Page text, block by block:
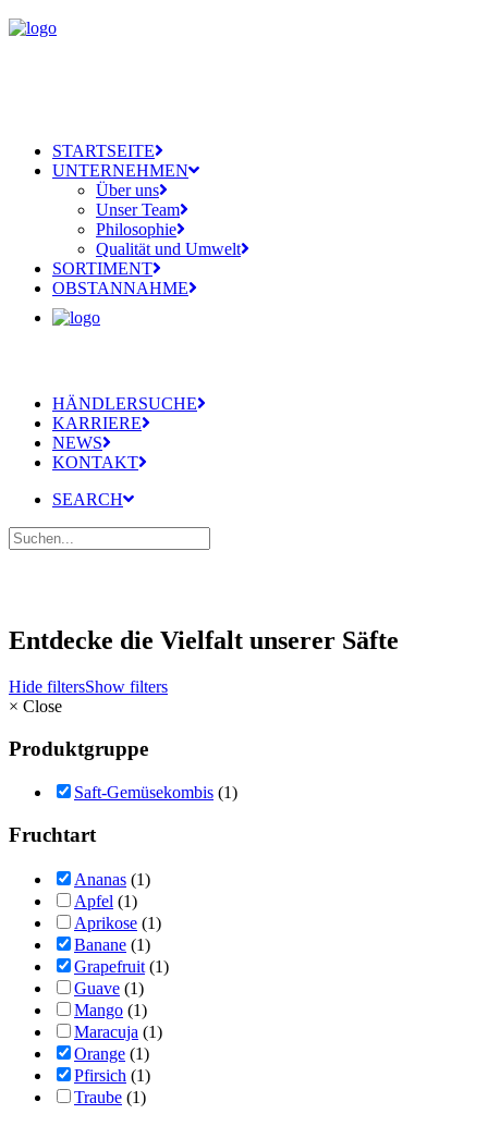
STARTSEITE
UNTERNEHMEN
Über uns
Unser Team
Philosophie
Qualität und Umwelt
SORTIMENT
OBSTANNAHME
HÄNDLERSUCHE
KARRIERE
NEWS
KONTAKT
SEARCH
Entdecke die Vielfalt unserer Säfte
Hide filtersShow filters
× Close
Produktgruppe
Saft-Gemüsekombis (1)
Fruchtart
Ananas (1)
Apfel (1)
Aprikose (1)
Banane (1)
Grapefruit (1)
Guave (1)
Mango (1)
Maracuja (1)
Orange (1)
Pfirsich (1)
Traube (1)